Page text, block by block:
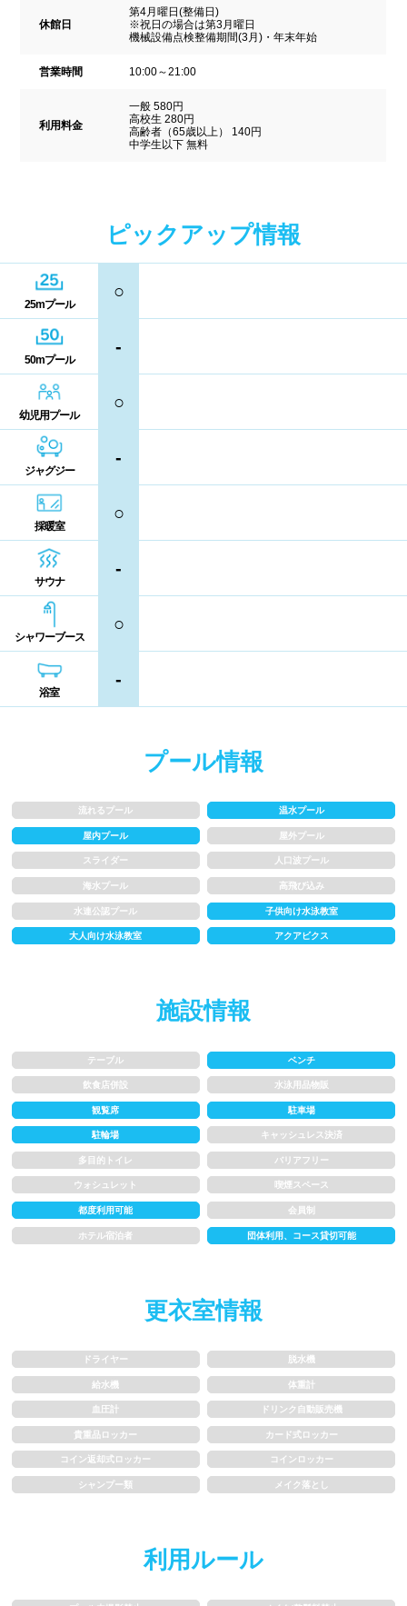
休館日
第4月曜日(整備日)
※祝日の場合は第3月曜日
機械設備点検整備期間(3月)・年末年始
営業時間 10:00～21:00
利用料金
一般 580円
高校生 280円
高齢者（65歳以上） 140円
中学生以下 無料
ピックアップ情報
25mプール
○
50mプール
-
幼児用プール
○
ジャグジー
-
採暖室
○
サウナ
-
シャワーブース
○
浴室
-
プール情報
流れるプール 温水プール
屋内プール 屋外プール
スライダー 人口波プール
海水プール 高飛び込み
水連公認プール 子供向け水泳教室
大人向け水泳教室 アクアビクス
施設情報
テーブル ベンチ
飲食店併設 水泳用品物販
観覧席 駐車場
駐輪場 キャッシュレス決済
多目的トイレ バリアフリー
ウォシュレット 喫煙スペース
都度利用可能 会員制
ホテル宿泊者 団体利用、コース貸切可能
更衣室情報
ドライヤー 脱水機
給水機 体重計
血圧計 ドリンク自動販売機
貴重品ロッカー カード式ロッカー
コイン返却式ロッカー コインロッカー
シャンプー類 メイク落とし
利用ルール
中国
鳥取県
山口県
九州、沖縄
福岡県
熊本県
鹿児島県
キャッシュレス決済 多目的トイレ
バリアフリー
脱水機
給水機 体重計
血圧計
貴重品ロッカー
コイン返却式ロッカー
シャンプー類 メイク落とし
営業時間
通年営業 夏季限定
18時以降も営業
駅近
水深
1m未満 1~1.5m
1.5~2m 2m以上
レーン
プール利用ルール
プール内撮影禁止 メイク/整髪料禁止
水泳帽必ず被る 浮き輪等遊具使用禁止
水以外の飲食禁止 タトゥー隠せばOK
フィン、パドルの使用OK
スクール
子供向け水泳教室 大人向け水泳教室
アクアビクス
水着